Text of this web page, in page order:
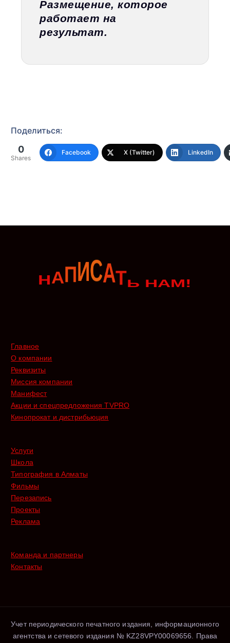
Размещение, которое
работает на
результат.
Поделиться:
0
Shares
Facebook X (Twitter) LinkedIn
НАПИСАТЬ Н А М!
Главное
О компании
Реквизиты
Миссия компании
Манифест
Акции и спецпредложения TVPRO
Кинопрокат и дистрибьюция
Услуги
Школа
Типография в Алматы
Фильмы
Перезапись
Проекты
Реклама
Команда и партнеры
Контакты
Учет периодического печатного издания, информационного
агентства и сетевого издания № KZ28VPY00069656. Права